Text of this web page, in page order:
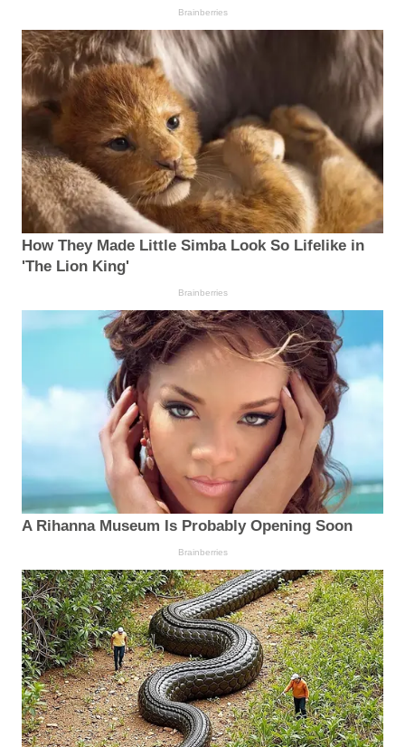
Brainberries
How They Made Little Simba Look So Lifelike in
'The Lion King'
Brainberries
A Rihanna Museum Is Probably Opening Soon
Brainberries